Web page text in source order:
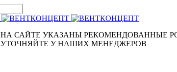
НА САЙТЕ УКАЗАНЫ РЕКОМЕНДОВАННЫЕ
УТОЧНЯЙТЕ У НАШИХ МЕНЕДЖЕРОВ